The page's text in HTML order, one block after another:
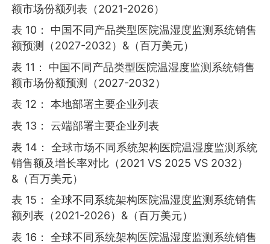
额市场份额列表（2021-2026）
表 10： 中国不同产品类型医院温湿度监测系统销售
额预测（2027-2032）&（百万美元）
表 11： 中国不同产品类型医院温湿度监测系统销售
额市场份额预测（2027-2032）
表 12： 本地部署主要企业列表
表 13： 云端部署主要企业列表
表 14： 全球市场不同系统架构医院温湿度监测系统
销售额及增长率对比（2021 VS 2025 VS 2032）
&（百万美元）
表 15： 全球不同系统架构医院温湿度监测系统销售
额列表（2021-2026）&（百万美元）
表 16： 全球不同系统架构医院温湿度监测系统销售